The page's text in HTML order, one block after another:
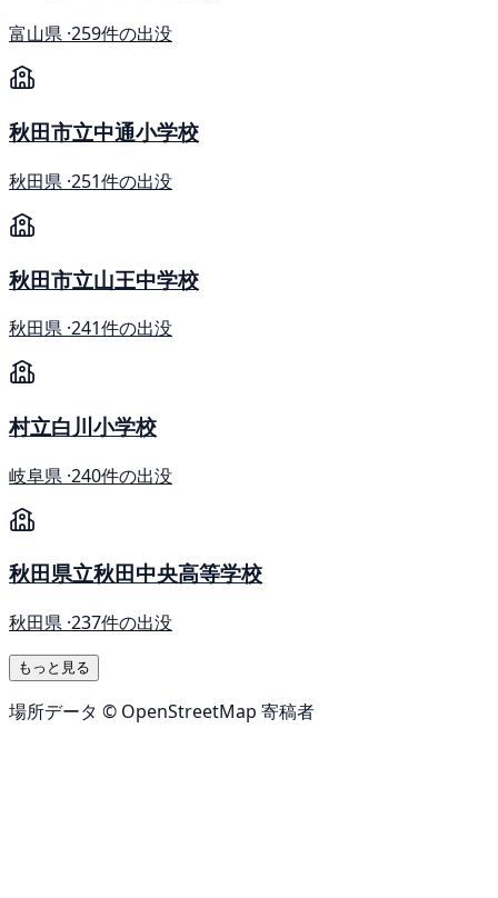
富山県 ·259件の出没
秋田市立中通小学校
秋田県 ·251件の出没
秋田市立山王中学校
秋田県 ·241件の出没
村立白川小学校
岐阜県 ·240件の出没
秋田県立秋田中央高等学校
秋田県 ·237件の出没
もっと見る
場所データ © OpenStreetMap 寄稿者